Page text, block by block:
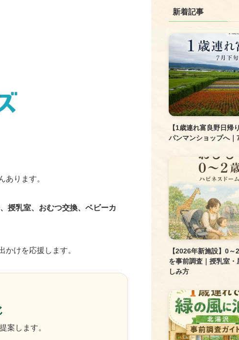
あります。
授乳室、おむつ交換、ベビーカ
かけを応援します。
案します。
新着記事
【1歳連れ富良野日帰
パンマンショップへ
【2026年新施設】0
を事前調査｜授乳室
しみ方